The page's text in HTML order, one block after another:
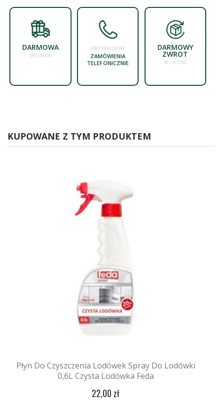
DARMOWA
WYSYŁKA
PRZYJMUJEMY
ZAMÓWIENIA
TELEFONICZNIE
DARMOWY
ZWROT
W 14 DNI
KUPOWANE Z TYM PRODUKTEM
Płyn Do Czyszczenia Lodówek Spray Do Lodówki
0,6L Czysta Lodówka Feda
22,00 zł